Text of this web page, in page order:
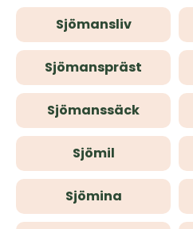
Sjömansliv
Sjömanspräst
Sjömanssäck
Sjömil
Sjömina